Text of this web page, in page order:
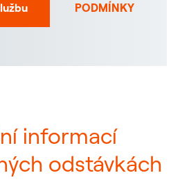
PODMÍNKY
informací
odstávkách